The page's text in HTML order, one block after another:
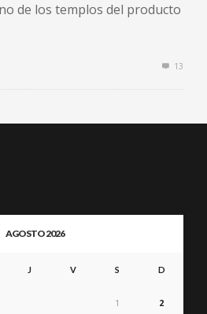
de los templos del producto
13
AGOSTO 2026
J V S D
1 2